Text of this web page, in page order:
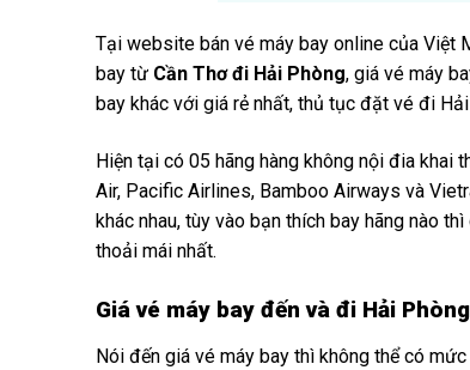
Tại website bán vé máy bay online của Việt
bay từ Cần Thơ đi Hải Phòng, giá vé máy
bay khác với giá rẻ nhất, thủ tục đặt vé đi
Hiện tại có 05 hãng hàng không nội đia khai
Air, Pacific Airlines, Bamboo Airways và
khác nhau, tùy vào bạn thích bay hãng nào
thoải mái nhất.
Giá vé máy bay đến và đi Hải
Nói đến giá vé máy bay thì không thể có